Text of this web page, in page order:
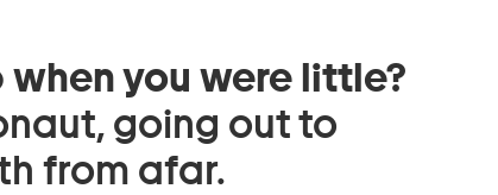
you were little?
going out to
from afar.